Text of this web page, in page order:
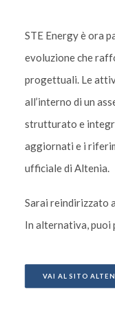
STE Energy è ora
evoluzione che
progettuali. Le
all’interno di un
strutturato e
aggiornati e i
ufficiale di Altenia.
Sarai reindirizzato
In alternativa, puoi
VAI AL SITO